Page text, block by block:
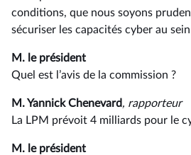
conditions, que nous soyons
sécuriser les capacités cyber au
M. le président
Quel est l’avis de la commission ?
M. Yannick Chenevard, rapporteur
La LPM prévoit 4 milliards pour le
M. le président